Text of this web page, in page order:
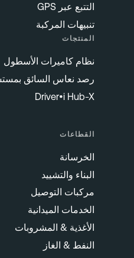
التتبع عبر GPS
تنبيهات المركبة
المنتجات
نظام كاميرات الأسطول
رصد نعاس السائق بمستشعر DMS
Driver•i Hub-X
القطاعات
الخرسانة
البناء والتشييد
مركبات التوصيل
الخدمات الميدانية
الأغذية & المشروبات
النفط & الغاز